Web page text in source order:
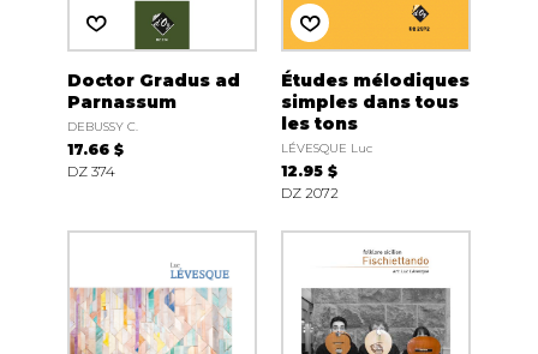
Doctor Gradus ad
Parnassum
DEBUSSY C.
17.66 $
DZ 374
Études mélodiques
simples dans tous
les tons
LÉVESQUE Luc
12.95 $
DZ 2072